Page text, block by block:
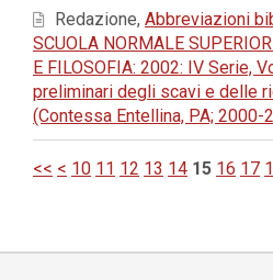
Redazione, Abbreviazioni
SCUOLA NORMALE
E FILOSOFIA: 2002: IV Serie,
preliminari degli scavi e delle
(Contessa Entellina, PA; 2000-
<< < 10 11 12 13 14 15 16 17